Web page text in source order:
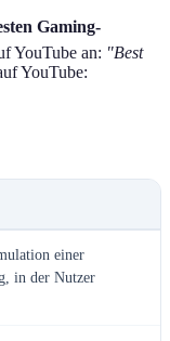
Gaming-
YouTube an: "Best
YouTube:
einer
in der Nutzer